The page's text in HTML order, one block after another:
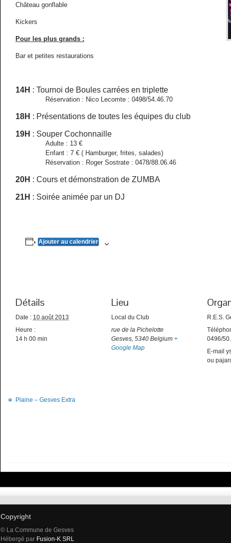
Château gonflable
Kickers
Pour les plus grands :
Bar et petites restaurations
14H : Tournoi de Boules carrées en triplette
Réservation : Nico Lecomte : 0498/54.46.70
18H : Présentations de toutes les équipes du club
19H : Souper Cochonnaille
Adulte : 13 €
Enfant : 7 € ( Hamburger, frites, salades)
Réservation : Roger Sostrate : 0478/88.06.46
20H : Cours et démonstration de ZUMBA
21H : Soirée animée par un DJ
Ajouter au calendrier
Détails
Date : 10 août 2013
Heure :
14 h 00 min
Lieu
Local du Club
rue de la Pichelotte
Gesves, 5340 Belgium +
Google Map
R.E.S.
0496/
E-mail
ou
Plaine – Gesves Extra
Copyright
© La Commune de Gesves
Hébergé par Fusion-K SRL